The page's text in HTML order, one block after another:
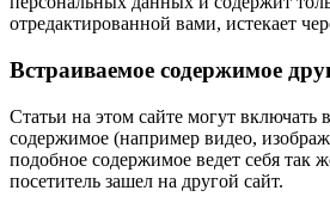
отредактированной вами, истекает
Встраиваемое содержимое
Статьи на этом сайте могут включать
содержимое (например видео,
подобное содержимое ведет себя так
посетитель зашел на другой сайт.